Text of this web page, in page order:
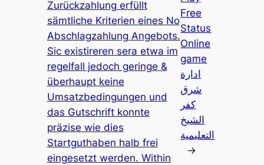
Zurückzahlung erfüllt
sämtliche Kriterien eines No
Abschlagzahlung Angebots.
Sic existireren sera etwa im
regelfall jedoch geringe &
überhaupt keine
Umsatzbedingungen und
das Gutschrift konnte
präzise wie dies
Startguthaben halb frei
eingesetzt werden. Within
Free
Status
Online
game
ادارة
شرق
كفر
الشيخ
التعليمية
→